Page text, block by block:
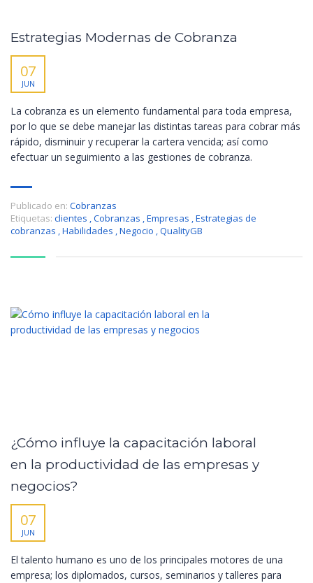
Estrategias Modernas de Cobranza
07
JUN
La cobranza es un elemento fundamental para toda empresa,
por lo que se debe manejar las distintas tareas para cobrar más
rápido, disminuir y recuperar la cartera vencida; así como
efectuar un seguimiento a las gestiones de cobranza.
Publicado en: Cobranzas
Etiquetas: clientes ,Cobranzas ,Empresas ,Estrategias de
cobranzas ,Habilidades ,Negocio ,QualityGB
¿Cómo influye la capacitación laboral
en la productividad de las empresas y
negocios?
07
JUN
El talento humano es uno de los principales motores de una
empresa; los diplomados, cursos, seminarios y talleres para